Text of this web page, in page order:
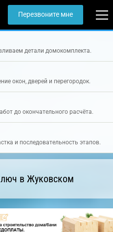
Перезвоните мне
детали домокомплекта.
окон, дверей и перегородок.
до окончательного расчёта.
и последовательность этапов.
в Жуковском